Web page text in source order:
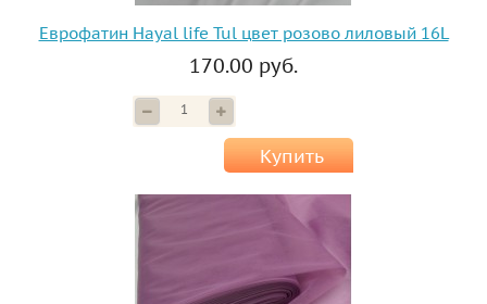
Еврофатин Hayal life Tul цвет розово лиловый 16L
170.00 руб.
Купить